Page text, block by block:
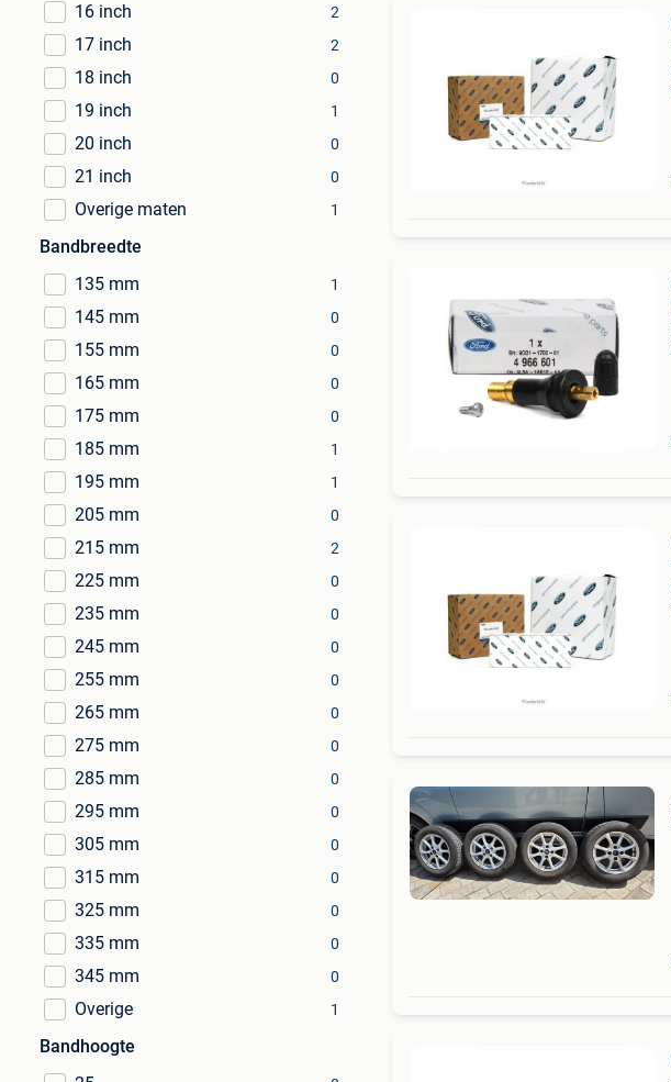
16 inch 2
17 inch 2
18 inch 0
19 inch 1
20 inch 0
21 inch 0
Overige maten 1
Bandbreedte
135 mm
1
145 mm 0
155 mm 0
165 mm 0
175 mm 0
185 mm 1
195 mm 1
205 mm 0
215 mm 2
225 mm 0
235 mm 0
245 mm 0
255 mm 0
265 mm 0
275 mm 0
285 mm 0
295 mm 0
305 mm 0
315 mm 0
325 mm 0
335 mm 0
345 mm 0
Overige 1
Bandhoogte